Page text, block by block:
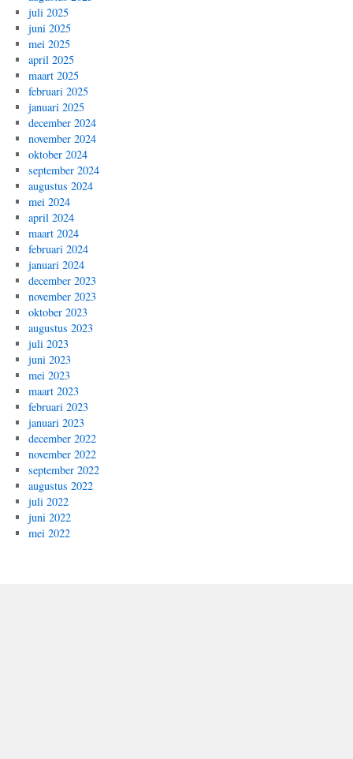
juli 2025
juni 2025
mei 2025
april 2025
maart 2025
februari 2025
januari 2025
december 2024
november 2024
oktober 2024
september 2024
augustus 2024
mei 2024
april 2024
maart 2024
februari 2024
januari 2024
december 2023
november 2023
oktober 2023
augustus 2023
juli 2023
juni 2023
mei 2023
maart 2023
februari 2023
januari 2023
december 2022
november 2022
september 2022
augustus 2022
juli 2022
juni 2022
mei 2022